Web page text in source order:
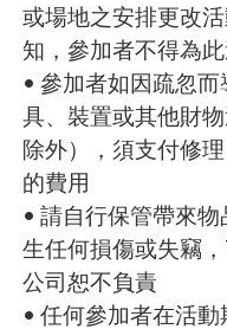
或場地之安排更改
知，參加者不得為
• 參加者如因疏忽
具、裝置或其他財
除外），須支付修
的費用
• 請自行保管帶來
生任何損傷或失竊
公司恕不負責
• 任何參加者在活